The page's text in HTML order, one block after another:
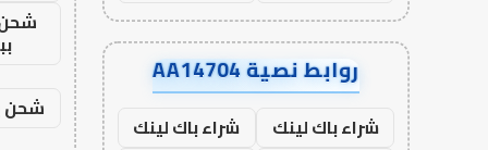
روابط نصية AA14704
شراء باك لينك
شراء باك لينك
شحن